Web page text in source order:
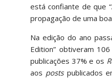
está confiante de que
propagação de uma
Na edição do ano
Edition” obtiveram
publicações 37% e os
aos postspublicados